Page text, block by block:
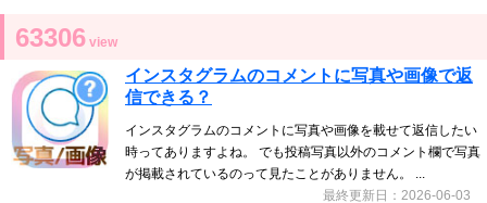
63306 view
インスタグラムのコメントに写真や画像で返
信できる？
インスタグラムのコメントに写真や画像を載せて返信したい
時ってありますよね。 でも投稿写真以外のコメント欄で写真
が掲載されているのって見たことがありません。 ...
最終更新日：2026-06-03